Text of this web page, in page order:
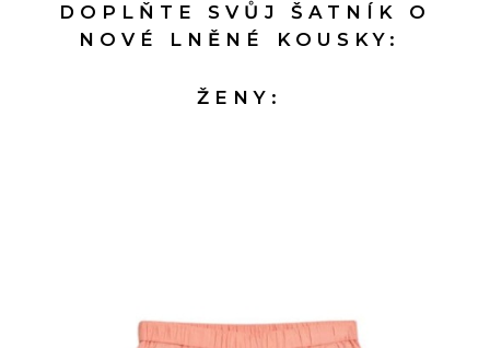
DOPLŇTE SVŮJ ŠATNÍK O
NOVÉ LNĚNÉ KOUSKY:
ŽENY: